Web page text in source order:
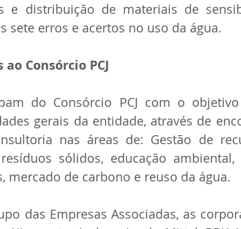
e distribuição de materiais de
sete erros e acertos no uso da água.
Consórcio PCJ
do Consórcio PCJ com o
gerais da entidade, através de
nas áreas de: Gestão de
sólidos, educação
mercado de carbono e reuso da água.
das Empresas Associadas, as